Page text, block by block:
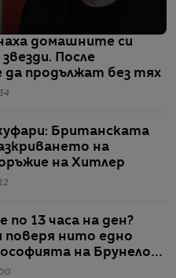
домашните си
После
продължат без тях
Британската
на
на Хитлер
по 13 часа на ден?
поверя нито едно
на Брунело
бизнеса и живота